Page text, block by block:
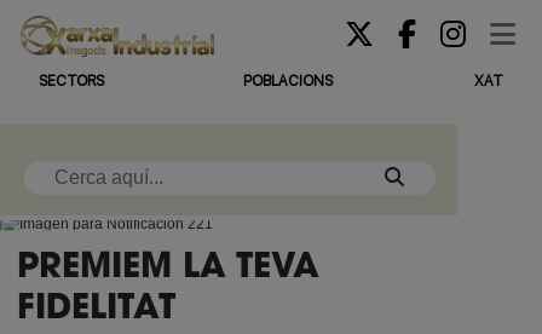
SECTORS POBLACIONS XAT
PREMIEM LA TEVA
FIDELITAT